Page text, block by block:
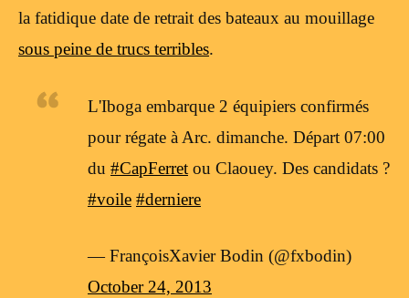
la fatidique date de retrait des bateaux au mouillage
sous peine de trucs terribles.
L'Iboga embarque 2 équipiers confirmés
pour régate à Arc. dimanche. Départ 07:00
du #CapFerret ou Claouey. Des candidats ?
#voile #derniere
— FrançoisXavier Bodin (@fxbodin)
October 24, 2013